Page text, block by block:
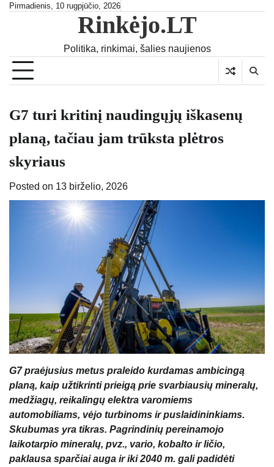
SkipPirmadienis, 10 rugpjūčio, 2026
Rinkėjo.LT
Politika, rinkimai, šalies naujienos
G7 turi kritinį naudingųjų iškasenų
planą, tačiau jam trūksta plėtros
skyriaus
Posted on 13 birželio, 2026
G7 praėjusius metus praleido kurdamas ambicingą
planą, kaip užtikrinti prieigą prie svarbiausių mineralų,
medžiagų, reikalingų elektra varomiems
automobiliams, vėjo turbinoms ir puslaidininkiams.
Skubumas yra tikras. Pagrindinių pereinamojo
laikotarpio mineralų, pvz., vario, kobalto ir ličio,
paklausa sparčiai auga ir iki 2040 m. gali padidėti